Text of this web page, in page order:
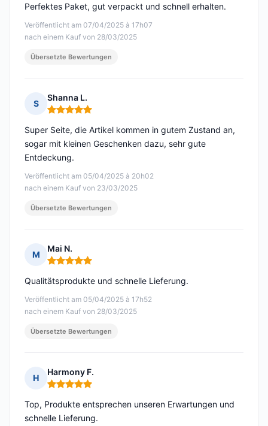
Veröffentlicht am 07/04/2025 à 17h07
nach einem Kauf von 28/03/2025
Perfektes Paket, gut verpackt und schnell erhalten.
Übersetzte Bewertungen
S
Shanna L.
Hinweis: 5 von 5
Veröffentlicht am 05/04/2025 à 20h02
nach einem Kauf von 23/03/2025
Super Seite, die Artikel kommen in gutem Zustand an,
sogar mit kleinen Geschenken dazu, sehr gute
Entdeckung.
Übersetzte Bewertungen
M
Mai N.
Hinweis: 5 von 5
Veröffentlicht am 05/04/2025 à 17h52
nach einem Kauf von 28/03/2025
Qualitätsprodukte und schnelle Lieferung.
Übersetzte Bewertungen
H
Harmony F.
Hinweis: 5 von 5
Top, Produkte entsprechen unseren Erwartungen und
schnelle Lieferung.